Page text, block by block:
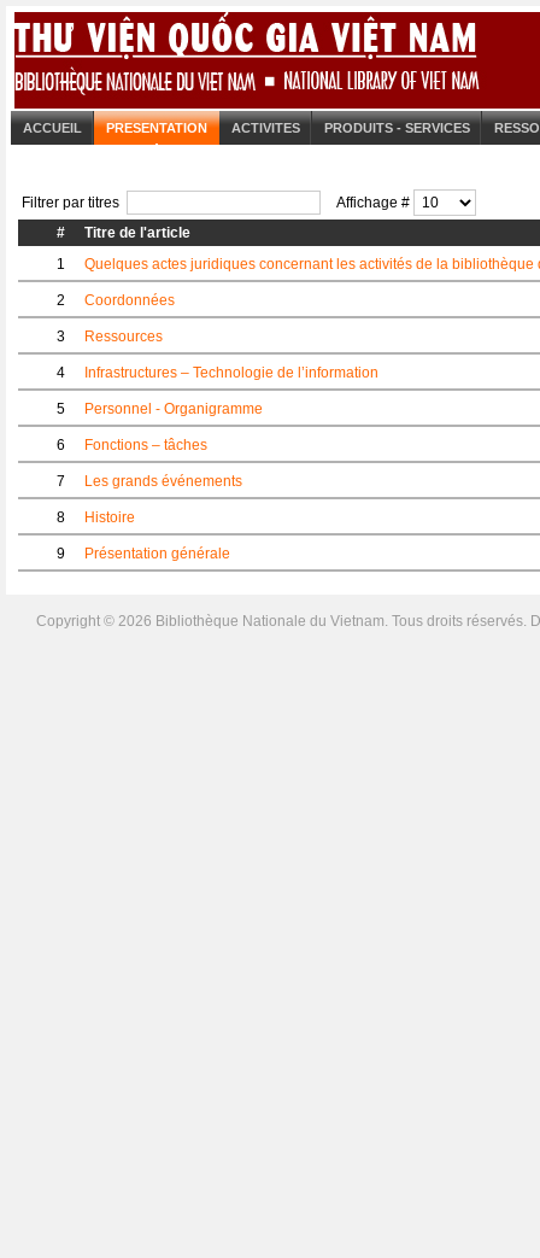
ACCUEIL PRESENTATION ACTIVITES PRODUITS - SERVICES
Filtrer par titres
Affichage #
#
Titre de l'article
1
Quelques actes juridiques concernant les activités de la bibliothèque
2 Coordonnées
3 Ressources
4 Infrastructures – Technologie de l’information
5 Personnel - Organigramme
6 Fonctions – tâches
7 Les grands événements
8 Histoire
9 Présentation générale
Copyright © 2026 Bibliothèque Nationale du Vietnam. Tous droits réservés.